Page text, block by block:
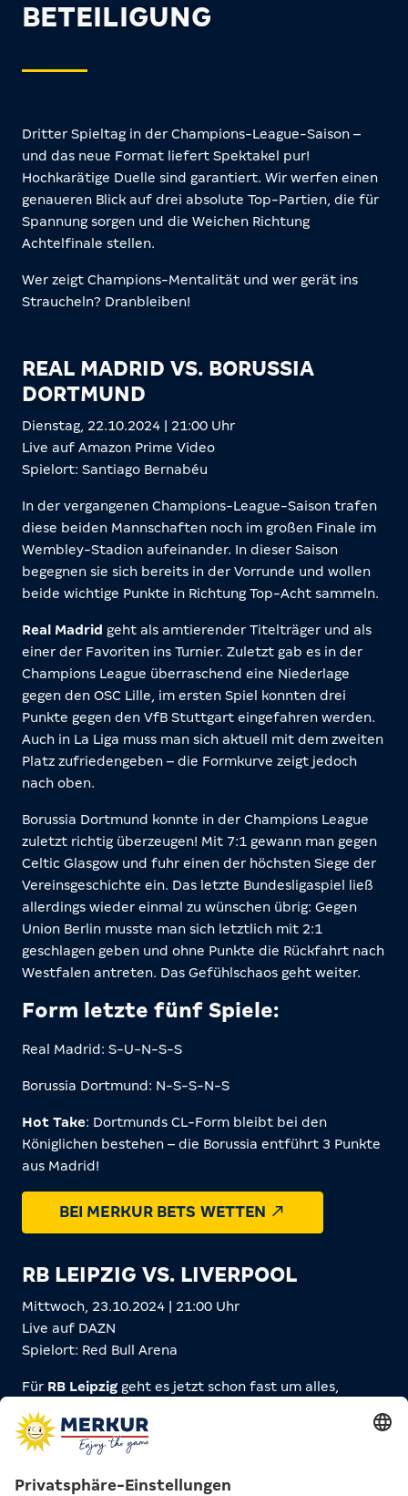
BETEILIGUNG
Dritter Spieltag in der Champions-League-Saison –
und das neue Format liefert Spektakel pur!
Hochkarätige Duelle sind garantiert. Wir werfen einen
genaueren Blick auf drei absolute Top-Partien, die für
Spannung sorgen und die Weichen Richtung
Achtelfinale stellen.
Wer zeigt Champions-Mentalität und wer gerät ins
Straucheln? Dranbleiben!
REAL MADRID VS. BORUSSIA
DORTMUND
Dienstag, 22.10.2024 | 21:00 Uhr
Live auf Amazon Prime Video
Spielort: Santiago Bernabéu
In der vergangenen Champions-League-Saison trafen
diese beiden Mannschaften noch im großen Finale im
Wembley-Stadion aufeinander. In dieser Saison
begegnen sie sich bereits in der Vorrunde und wollen
beide wichtige Punkte in Richtung Top-Acht sammeln.
Real Madrid geht als amtierender Titelträger und als
einer der Favoriten ins Turnier. Zuletzt gab es in der
Champions League überraschend eine Niederlage
gegen den OSC Lille, im ersten Spiel konnten drei
Punkte gegen den VfB Stuttgart eingefahren werden.
Auch in La Liga muss man sich aktuell mit dem zweiten
Platz zufriedengeben – die Formkurve zeigt jedoch
nach oben.
Borussia Dortmund konnte in der Champions League
zuletzt richtig überzeugen! Mit 7:1 gewann man gegen
Celtic Glasgow und fuhr einen der höchsten Siege der
Vereinsgeschichte ein. Das letzte Bundesligaspiel ließ
allerdings wieder einmal zu wünschen übrig: Gegen
Union Berlin musste man sich letztlich mit 2:1
geschlagen geben und ohne Punkte die Rückfahrt nach
Westfalen antreten. Das Gefühlschaos geht weiter.
Form letzte fünf Spiele:
Real Madrid: S-U-N-S-S
Borussia Dortmund: N-S-S-N-S
Hot Take: Dortmunds CL-Form bleibt bei den
Königlichen bestehen – die Borussia entführt 3 Punkte
aus Madrid!
BEI MERKUR BETS WETTEN
RB LEIPZIG VS. LIVERPOOL
Mittwoch, 23.10.2024 | 21:00 Uhr
Live auf DAZN
Spielort: Red Bull Arena
Für RB Leipzig geht es jetzt schon fast um alles,
während
Es scheint, als wäre Leipzig in den letzten Champions-
knapp mit 2:1 gegen Atlético Madrid, dann folgte eine